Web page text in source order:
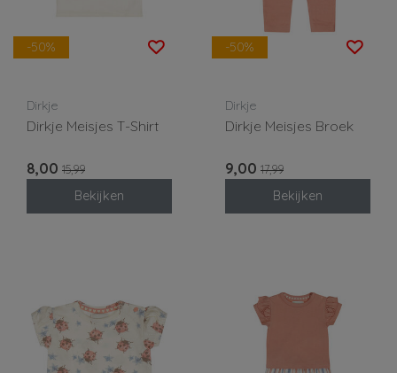
-50%
Dirkje
Dirkje Meisjes T-Shirt
8,00 15,99
Bekijken
-50%
Dirkje
Dirkje Meisjes Broek
9,00 17,99
Bekijken